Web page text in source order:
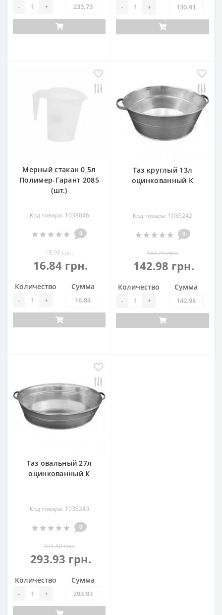
- + - +
Мерный стакан 0,5л
Полимер-Гарант 2085
(шт.)
Код товара: 1038046
0
18.99 грн.
16.84 грн.
Количество
- +
Сумма
Таз круглый 13л
оцинкованный К
Код товара: 1035242
0
161.25 грн.
142.98 грн.
Количество
- +
Сумма
Таз овальный 27л
оцинкованный К
Код товара: 1035243
0
331.50 грн.
293.93 грн.
Количество
- +
Сумма